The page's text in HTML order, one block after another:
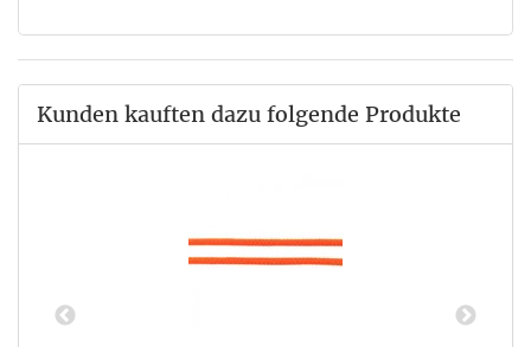
Kunden kauften dazu folgende Produkte